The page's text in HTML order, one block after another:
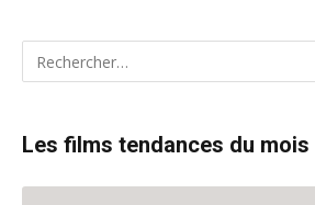
Les films tendances du mois